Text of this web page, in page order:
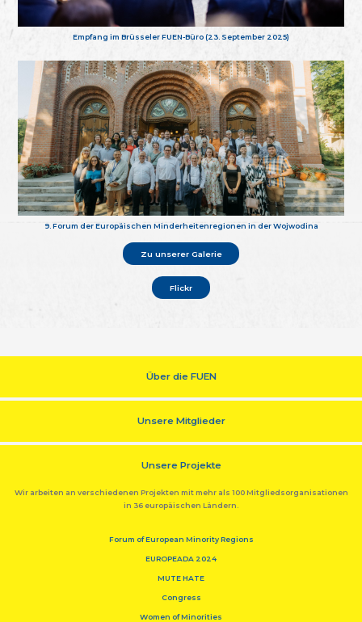
Empfang im Brüsseler FUEN-Büro (23. September 2025)
9. Forum der Europäischen Minderheitenregionen in der Wojwodina
Zu unserer Galerie
Flickr
Über die FUEN
Unsere Mitglieder
Unsere Projekte
Wir arbeiten an verschiedenen Projekten mit mehr als 100 Mitgliedsorganisationen
in 36 europäischen Ländern.
Forum of European Minority Regions
EUROPEADA 2024
MUTE HATE
Congress
Women of Minorities